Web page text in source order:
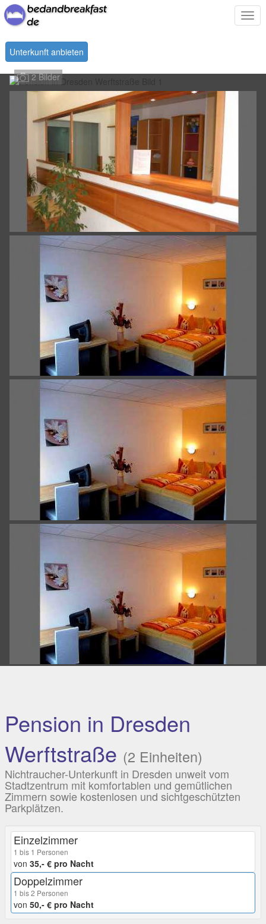
Unterkunft anbieten
2 Bilder
Pension in Dresden
Werftstraße (2 Einheiten)
Nichtraucher-Unterkunft in Dresden unweit vom
Stadtzentrum mit komfortablen und gemütlichen
Zimmern sowie kostenlosen und sichtgeschützten
Parkplätzen.
Einzelzimmer
1 bis 1 Personen
von 35,- € pro Nacht
Doppelzimmer
1 bis 2 Personen
von 50,- € pro Nacht